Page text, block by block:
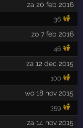
za 20 feb 2016
36
zo 7 feb 2016
46
za 12 dec 2015
100
wo 18 nov 2015
359
za 14 nov 2015